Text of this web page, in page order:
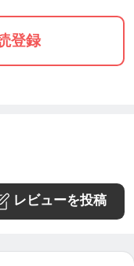
登録
レビューを投稿